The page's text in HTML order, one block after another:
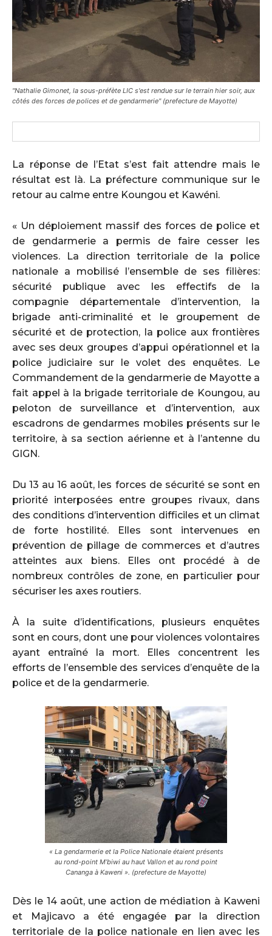
"Nathalie Gimonet, la sous-préfète LIC s'est rendue sur le terrain hier soir, aux
côtés des forces de polices et de gendarmerie" (prefecture de Mayotte)
La réponse de l’Etat s’est fait attendre mais le
résultat est là. La préfecture communique sur le
retour au calme entre Koungou et Kawéni.
« Un déploiement massif des forces de police et
de gendarmerie a permis de faire cesser les
violences. La direction territoriale de la police
nationale a mobilisé l’ensemble de ses filières:
sécurité publique avec les effectifs de la
compagnie départementale d’intervention, la
brigade anti-criminalité et le groupement de
sécurité et de protection, la police aux frontières
avec ses deux groupes d’appui opérationnel et la
police judiciaire sur le volet des enquêtes. Le
Commandement de la gendarmerie de Mayotte a
fait appel à la brigade territoriale de Koungou, au
peloton de surveillance et d’intervention, aux
escadrons de gendarmes mobiles présents sur le
territoire, à sa section aérienne et à l’antenne du
GIGN.
Du 13 au 16 août, les forces de sécurité se sont en
priorité interposées entre groupes rivaux, dans
des conditions d’intervention difficiles et un climat
de forte hostilité. Elles sont intervenues en
prévention de pillage de commerces et d’autres
atteintes aux biens. Elles ont procédé à de
nombreux contrôles de zone, en particulier pour
sécuriser les axes routiers.
À la suite d’identifications, plusieurs enquêtes
sont en cours, dont une pour violences volontaires
ayant entraîné la mort. Elles concentrent les
efforts de l’ensemble des services d’enquête de la
police et de la gendarmerie.
« La gendarmerie et la Police Nationale étaient présents
au rond-point M’biwi au haut Vallon et au rond point
Cananga à Kaweni ». (prefecture de Mayotte)
Dès le 14 août, une action de médiation à Kaweni
et Majicavo a été engagée par la direction
territoriale de la police nationale en lien avec les